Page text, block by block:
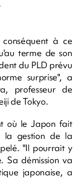
à ce
terme de son
du PLD prévu
surprise", a
professeur de
de Tokyo.
où le Japon fait
la gestion de la
"Il pourrait y
Sa démission va
japonaise, a